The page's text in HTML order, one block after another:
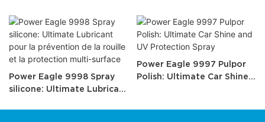
Power Eagle 9998 Spray
silicone: Ultimate Lubricant
Power Eagle 9997 Pulpor
Polish: Ultimate Car Shine